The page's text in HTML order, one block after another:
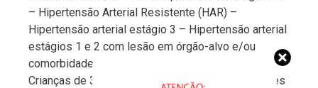
– Hipertensão Arterial Resistente (HAR) –
Hipertensão arterial estágio 3 – Hipertensão arterial
estágios 1 e 2 com lesão em órgão-alvo e/ou
comorbidade.
Crianças de 3 e 4 anos – Doenças cardiovasculares